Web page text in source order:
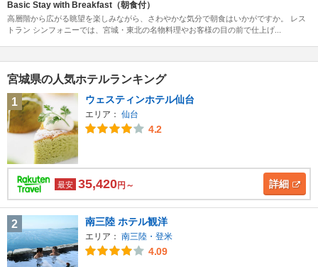
Basic Stay with Breakfast（朝食付）
高層階から広がる眺望を楽しみながら、さわやかな気分で朝食はいかがですか。 レス
トラン シンフォニーでは、宮城・東北の名物料理やお客様の目の前で仕上げ...
宮城県の人気ホテルランキング
1
ウェスティンホテル仙台
エリア： 仙台
4.2
最安 35,420円～ 詳細
2 南三陸 ホテル観洋
エリア： 南三陸・登米
4.09